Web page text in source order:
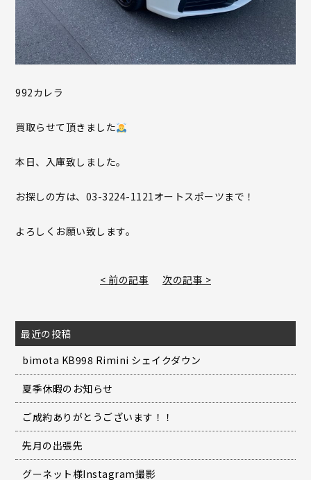
992カレラ
買取らせて頂きました
本日、入庫致しました。
お探しの方は、03-3224-1121オートスポーツまで！
よろしくお願い致します。
< 前の記事 次の記事 >
最近の投稿
bimota KB998 Rimini シェイクダウン
夏季休暇のお知らせ
ご成約ありがとうございます！！
先月の出張先
グーネット様Instagram撮影